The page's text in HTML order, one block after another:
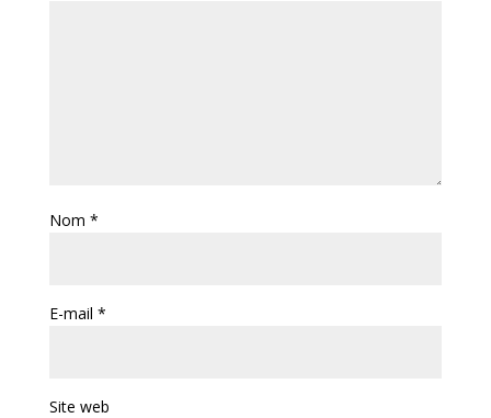
Nom *
E-mail *
Site web